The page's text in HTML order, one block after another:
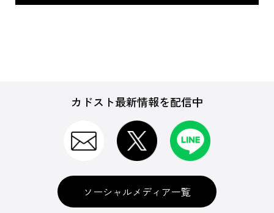
カドスト最新情報を配信中
ソーシャルメディア一覧